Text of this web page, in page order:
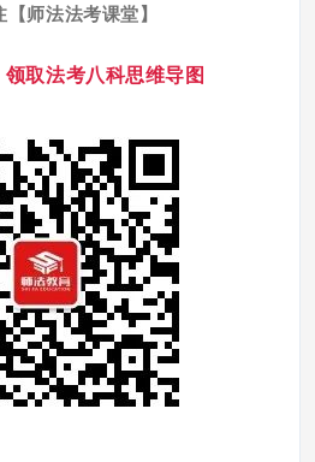
【师法法考课堂】
领取法考八科思维导图